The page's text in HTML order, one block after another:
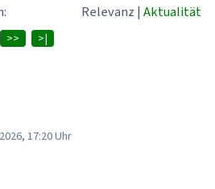
Relevanz | Aktualität
>> >|
17:20 Uhr